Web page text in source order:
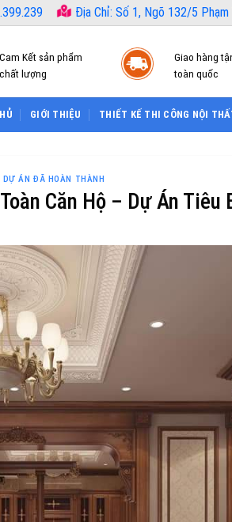
Địa Chỉ: Số 1, Ngõ 132/5 Phạm
Cam Kết sản phẩm
chất lượng
Giao hàng
toàn quốc
GIỚI THIỆU THIẾT KẾ THI CÔNG NỘI
DỰ ÁN ĐÃ HOÀN THÀNH
Căn Hộ – Dự Án Tiêu